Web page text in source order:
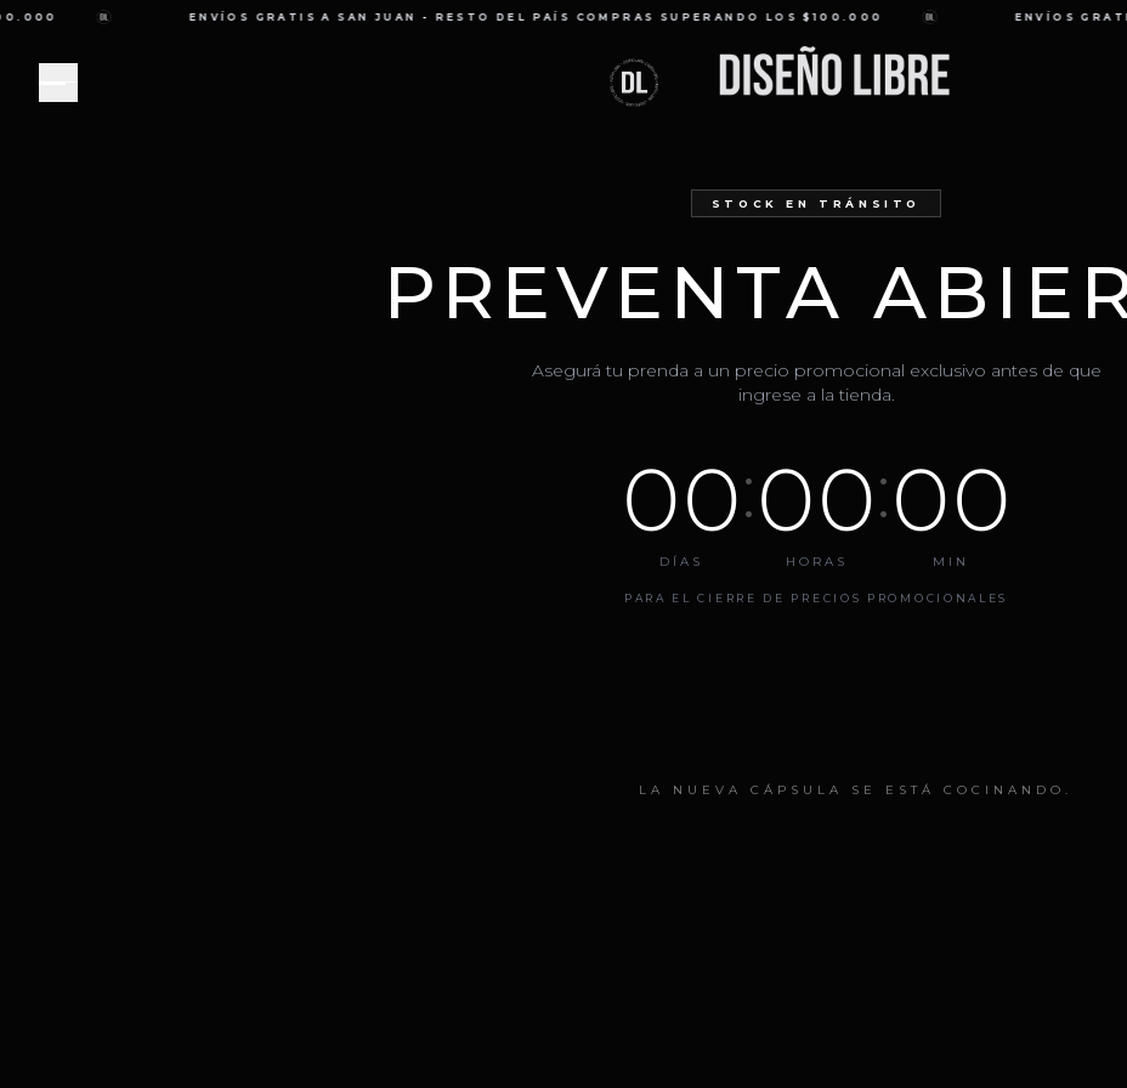
ENVÍOS GRATIS A SAN JUAN-RESTO DEL PAÍS COMPRAS SUPERANDO LOS $100.000 ENVÍOS
STOCK EN TRÁNSITO
PREVENTA
Asegurá tu prenda a un precio promocional exclusivo antes de que
ingrese a la tienda.
00
DÍAS
:00
HORAS
:00
MIN
PARA EL CIERRE DE PRECIOS PROMOCIONALES
LA NUEVA CÁPSULA SE ESTÁ COCINANDO.